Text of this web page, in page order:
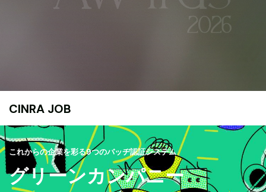
CINRA JOB
これからの企業を彩る9つのバッヂ認証システム
グリーンカンパニー